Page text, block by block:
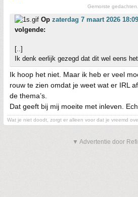
Gemorste gedachten.
Op zaterdag 7 maart 2026 18:09
volgende:
[..]
Ik denk eerlijk gezegd dat dit wel eens
Ik hoop het niet. Maar ik heb er veel
rouw te zien omdat je weet wat er IRL
de thema’s.
Dat geeft bij mij moeite met inleven.
Wat je niet doodt, zorgt er alleen voor dat je vreemd
▼ Advertentie door